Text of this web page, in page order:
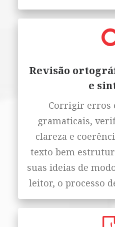
Revisão
e
Corrigir erros
gramaticais,
clareza e
texto bem
suas ideias de
leitor, o processo